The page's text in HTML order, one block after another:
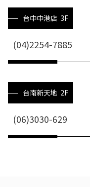
台中中港店 3F
(04)2254-7885
台南新天地 2F
(06)3030-629